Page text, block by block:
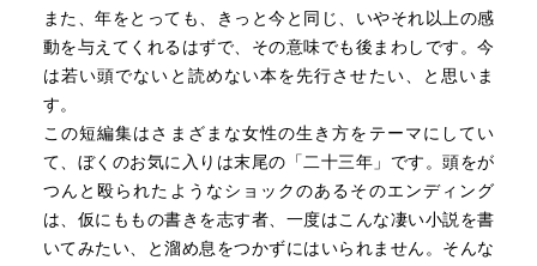
また、年をとっても、きっと今と同じ、いやそれ以上の感
動を与えてくれるはずで、その意味でも後まわしです。今
は若い頭でないと読めない本を先行させたい、と思いま
す。
この短編集はさまざまな女性の生き方をテーマにしてい
て、ぼくのお気に入りは末尾の「二十三年」です。頭をが
つんと殴られたようなショックのあるそのエンディング
は、仮にももの書きを志す者、一度はこんな凄い小説を書
いてみたい、と溜め息をつかずにはいられません。そんな